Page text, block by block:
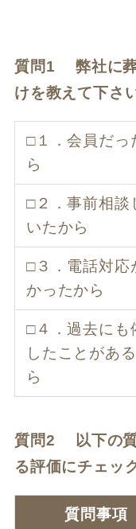
質問1 弊社に葬
けを教えて下さい
□１．会員だっ
ら
□２．事前相談
いたから
□３．電話対応
かったから
□４．過去にも
したことがあ
ら
質問2 以下の質
る評価にチェッ
質問事項